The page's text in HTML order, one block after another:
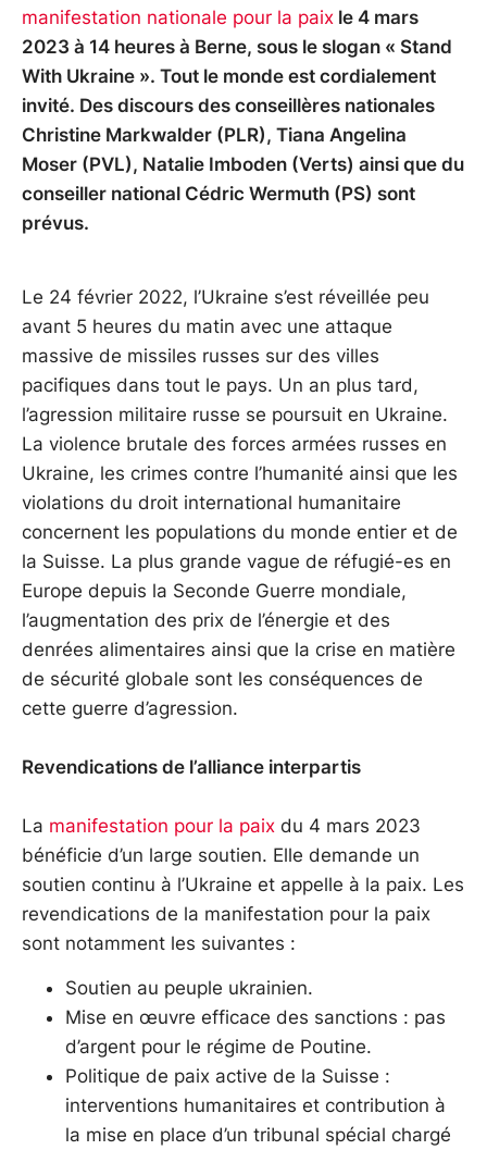
manifestation nationale pour la paix le 4 mars
2023 à 14 heures à Berne, sous le slogan « Stand
With Ukraine ». Tout le monde est cordialement
invité. Des discours des conseillères nationales
Christine Markwalder (PLR), Tiana Angelina
Moser (PVL), Natalie Imboden (Verts) ainsi que du
conseiller national Cédric Wermuth (PS) sont
prévus.
Le 24 février 2022, l’Ukraine s’est réveillée peu
avant 5 heures du matin avec une attaque
massive de missiles russes sur des villes
pacifiques dans tout le pays. Un an plus tard,
l’agression militaire russe se poursuit en Ukraine.
La violence brutale des forces armées russes en
Ukraine, les crimes contre l’humanité ainsi que les
violations du droit international humanitaire
concernent les populations du monde entier et de
la Suisse. La plus grande vague de réfugié-es en
Europe depuis la Seconde Guerre mondiale,
l’augmentation des prix de l’énergie et des
denrées alimentaires ainsi que la crise en matière
de sécurité globale sont les conséquences de
cette guerre d’agression.
Revendications de l’alliance interpartis
La manifestation pour la paix du 4 mars 2023
bénéficie d’un large soutien. Elle demande un
soutien continu à l’Ukraine et appelle à la paix. Les
revendications de la manifestation pour la paix
sont notamment les suivantes :
Soutien au peuple ukrainien.
Mise en œuvre efficace des sanctions : pas
d’argent pour le régime de Poutine.
Politique de paix active de la Suisse :
interventions humanitaires et contribution à
la mise en place d’un tribunal spécial chargé